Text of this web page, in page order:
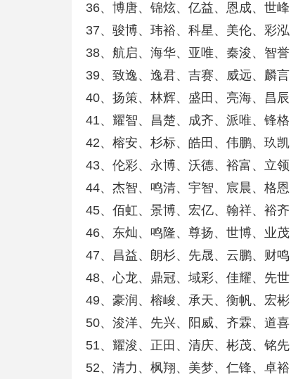
36、博唐、锦炫、亿益、恩成、世峰
37、骏博、玮裕、科星、美伦、彩泓
38、航启、海华、亚唯、秦浚、智誉
39、致逸、逸君、吉赛、威远、麟言
40、扬策、林辉、盛田、亮海、昌辰
41、耀智、昌楚、成齐、派唯、锋格
42、榕安、杉标、皓田、伟鹏、玖凯
43、伦彩、永博、沃德、裕富、立领
44、杰智、鸣清、宇智、宸晨、格恩
45、佰虹、景博、宏亿、翰祥、裕齐
46、东灿、鸣隆、尊扬、世博、业茂
47、昌益、朗杉、先晟、云鹏、财鸣
48、心龙、鼎冠、域彩、佳耀、先世
49、豪润、榕峻、承天、衡帆、宏彬
50、浚洋、先兴、阳威、齐霖、道喜
51、耀浚、正田、清庆、彬茂、铭先
52、清力、枫翔、美梦、仁锋、卓裕